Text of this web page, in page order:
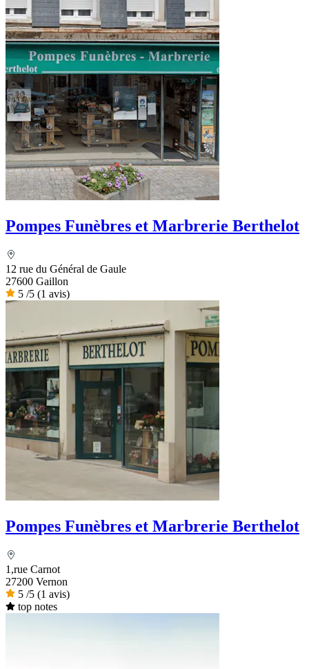
Pompes Funèbres et Marbrerie Berthelot
12 rue du Général de Gaule
27600 Gaillon
5 /5 (1 avis)
Pompes Funèbres et Marbrerie Berthelot
1,rue Carnot
27200 Vernon
5 /5 (1 avis)
top notes